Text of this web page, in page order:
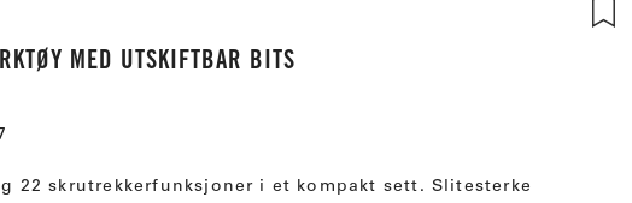
MED UTSKIFTBAR BITS
22 skrutrekkerfunksjoner i et kompakt sett. Slitesterke